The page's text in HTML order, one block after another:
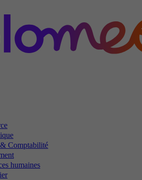
Comptabilité
humaines